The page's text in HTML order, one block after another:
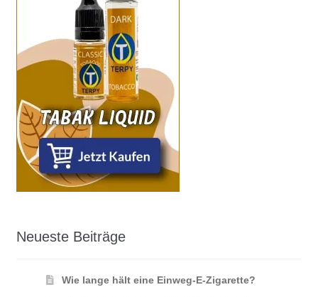
Neueste Beiträge
Wie lange hält eine Einweg-E-Zigarette?